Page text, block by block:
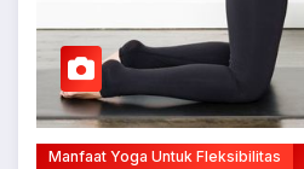
Manfaat Yoga Untuk Fleksibilitas